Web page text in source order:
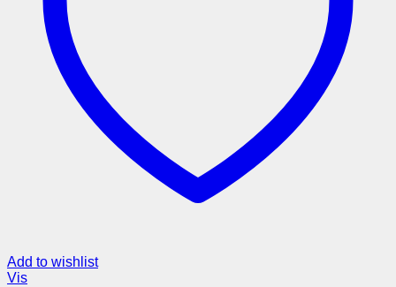
Add to wishlist
Vis